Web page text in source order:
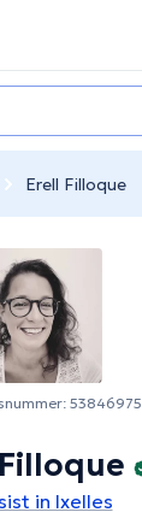
Erell Filloque
53846975
in Ixelles